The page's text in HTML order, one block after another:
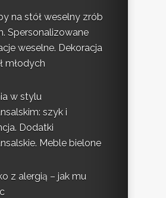
na stół weselny zrób
Spersonalizowane
weselne. Dekoracja
młodych
w stylu
szyk i
Dodatki
Meble bielone
z alergią – jak mu